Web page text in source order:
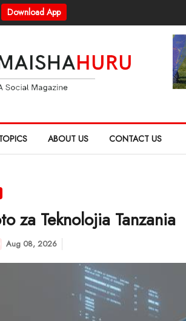
Download App
ABOUT US CONTACT US
za Teknolojia Tanzania
Aug 08, 2026